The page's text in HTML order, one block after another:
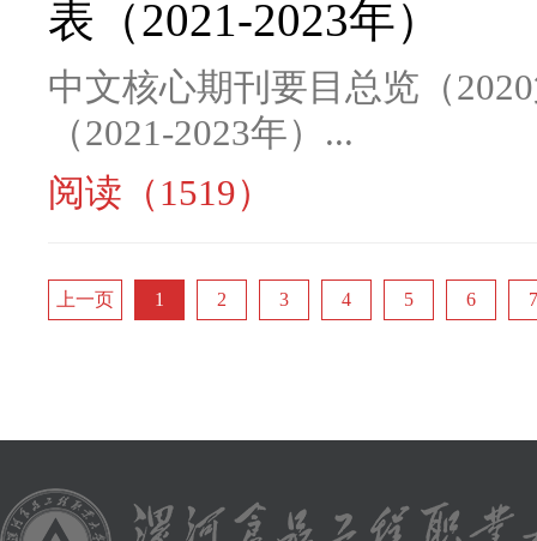
表（2021-2023年）
中文核心期刊要目总览（
（2021-2023年）...
阅读（1519）
上一页 1 2 3 4 5 6 7